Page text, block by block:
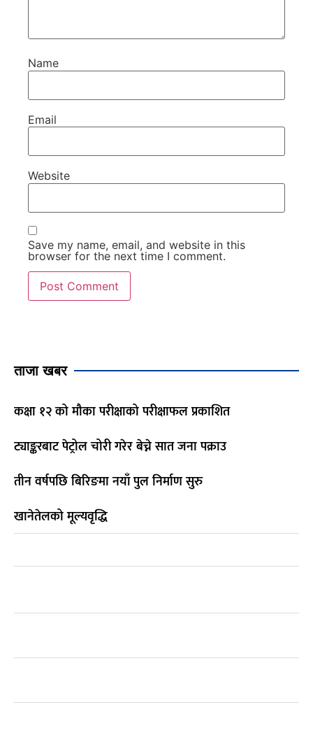
Name
Email
Website
Save my name, email, and website in this
browser for the next time I comment.
ताजा खबर
कक्षा १२ को मौका परीक्षाको परीक्षाफल प्रकाशित
ट्याङ्करबाट पेट्रोल चोरी गरेर बेच्ने सात जना पक्राउ
तीन वर्षपछि बिरिङमा नयाँ पुल निर्माण सुरु
खानेतेलको मूल्यवृद्धि